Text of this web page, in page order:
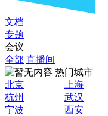
文档
专题
会议
全部 直播间
热门城市
北京
上海
杭州
武汉
宁波
西安